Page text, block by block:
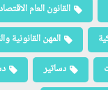
القانون العام
المهن القانونية
دساتير